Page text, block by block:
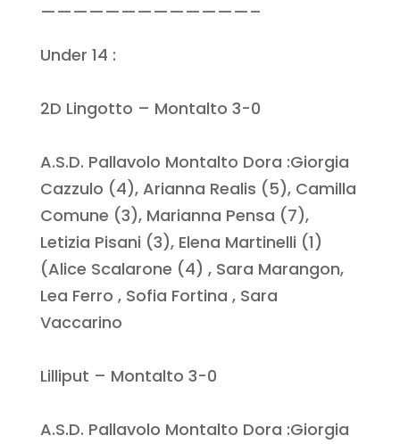
—————————————–
Under 14 :
2D Lingotto – Montalto 3-0
A.S.D. Pallavolo Montalto Dora :Giorgia
Cazzulo (4), Arianna Realis (5), Camilla
Comune (3), Marianna Pensa (7),
Letizia Pisani (3), Elena Martinelli (1)
(Alice Scalarone (4) , Sara Marangon,
Lea Ferro , Sofia Fortina , Sara
Vaccarino
Lilliput – Montalto 3-0
A.S.D. Pallavolo Montalto Dora :Giorgia